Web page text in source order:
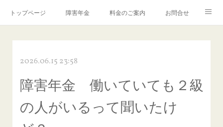
トップページ 障害年金 料金のご案内 お問合せ
2026.06.15 23:58
障害年金 働いていても２級
の人がいるって聞いたけ